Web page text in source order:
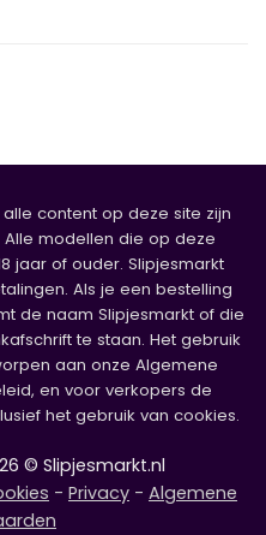
content op deze site zijn
modellen die op deze
jaar of ouder. Slipjesmarkt
Als je een bestelling
de naam Slipjesmarkt of die
te staan. Het gebruik
aan onze Algemene
en voor verkopers de
het gebruik van cookies.
© Slipjesmarkt.nl
- Privacy - Algemene